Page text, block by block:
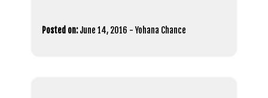
Posted on: June 14, 2016 -Yohana Chance